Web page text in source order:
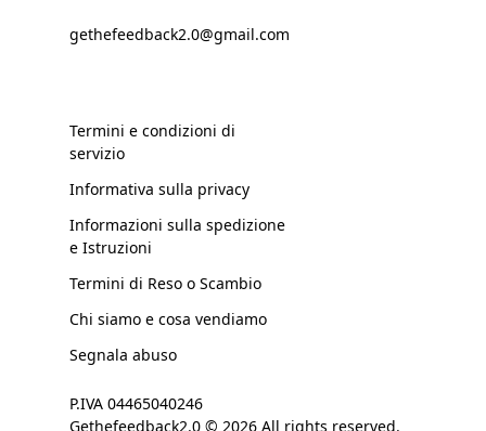
gethefeedback2.0@gmail.com
Termini e condizioni di
servizio
Informativa sulla privacy
Informazioni sulla spedizione
e Istruzioni
Termini di Reso o Scambio
Chi siamo e cosa vendiamo
Segnala abuso
P.IVA 04465040246
Gethefeedback2.0 © 2026 All rights reserved.